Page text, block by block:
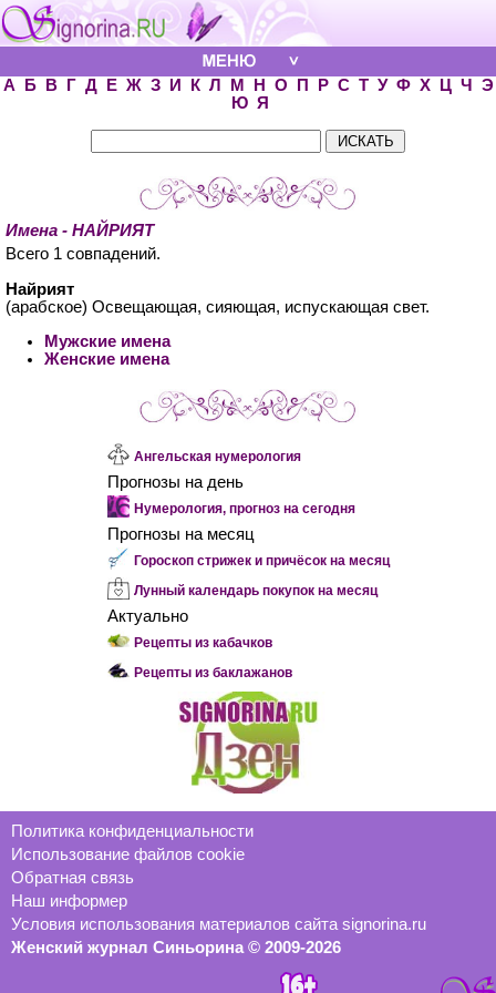
А Б В Г Д Е Ж З И К Л М Н О П Р С Т У Ф Х Ц Ч
Э
Ю Я
Имена - НАЙРИЯТ
Всего 1 совпадений.
Найрият
(арабское) Освещающая, сияющая, испускающая свет.
Мужские имена
Женские имена
Ангельская нумерология
Прогнозы на день
Нумерология, прогноз на сегодня
Прогнозы на месяц
Гороскоп стрижек и причёсок на месяц
Лунный календарь покупок на месяц
Актуально
Рецепты из кабачков
Рецепты из баклажанов
Политика конфиденциальности
Использование файлов cookie
Обратная связь
Наш информер
Условия использования материалов сайта signorina.ru
Женский журнал Синьорина © 2009-2026